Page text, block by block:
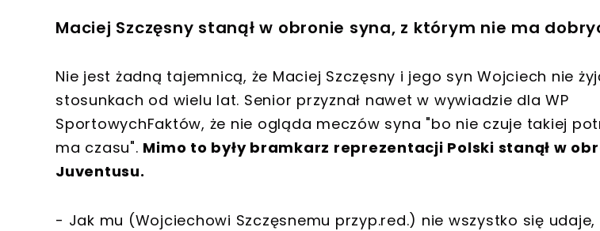
Maciej Szczęsny stanął w obronie syna, z którym nie ma
Nie jest żadną tajemnicą, że Maciej Szczęsny i jego syn Wojciech nie
stosunkach od wielu lat. Senior przyznał nawet w wywiadzie dla WP
SportowychFaktów, że nie ogląda meczów syna "bo nie czuje takiej
ma czasu". Mimo to były bramkarz reprezentacji Polski stanął w
Juventusu.
- Jak mu (Wojciechowi Szczęsnemu przyp.red.) nie wszystko się